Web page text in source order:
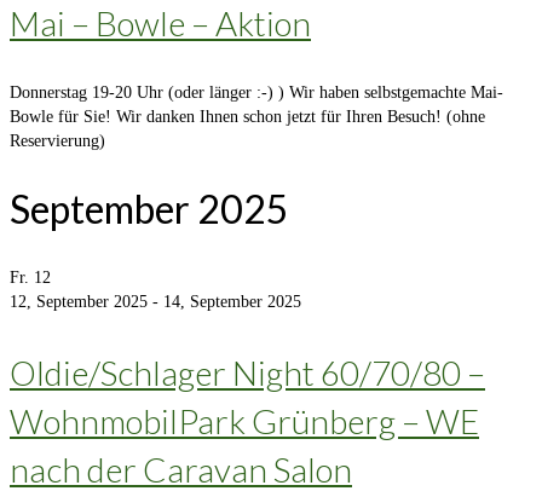
Mai – Bowle – Aktion
Donnerstag 19-20 Uhr (oder länger :-) ) Wir haben selbstgemachte Mai-
Bowle für Sie! Wir danken Ihnen schon jetzt für Ihren Besuch! (ohne
Reservierung)
September 2025
Fr. 12
12, September 2025 - 14, September 2025
Oldie/Schlager Night 60/70/80 –
WohnmobilPark Grünberg – WE
nach der Caravan Salon